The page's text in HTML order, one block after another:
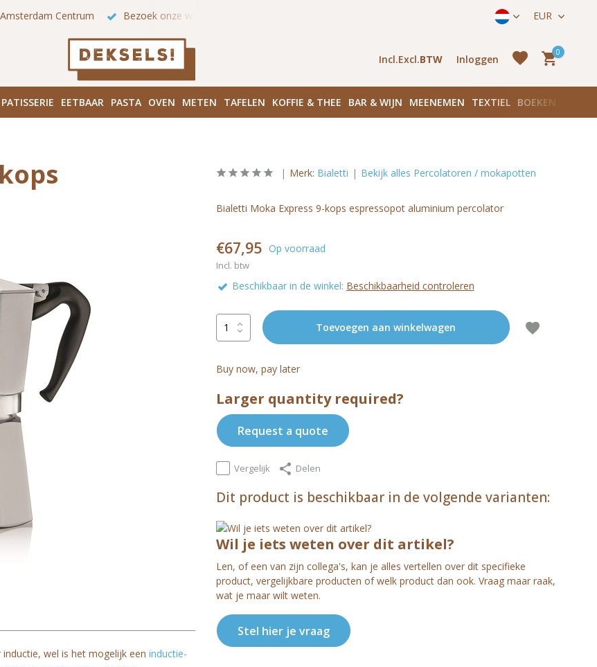
in Amsterdam! Hoofddorpplein (Haarlemmermeerstraat 171) in Amsterdam Zuid EUR
Incl.Excl.BTW Inloggen
Account
aanmaken
Account
0
EETBAAR PASTA OVEN METEN TAFELEN KOFFIE & THEE BAR & WIJN MEENEMEN TEXTIEL BOEKEN
wel is het mogelijk een inductie-
Merk: Bialetti Bekijk alles Percolatoren / mokapotten
Bialetti Moka Express 9-kops espressopot aluminium percolator
€67,95 Op voorraad
Incl. btw
Beschikbaar in de winkel: Beschikbaarheid controleren
Toevoegen aan winkelwagen
Buy now, pay later
Larger quantity required?
Request a quote
Vergelijk Delen
Dit product is beschikbaar in de volgende varianten:
Wil je iets weten over dit artikel?
Len, of een van zijn collega's, kan je alles vertellen over dit specifieke
product, vergelijkbare producten of welk product dan ook. Vraag maar raak,
wat je maar wilt weten.
Stel hier je vraag